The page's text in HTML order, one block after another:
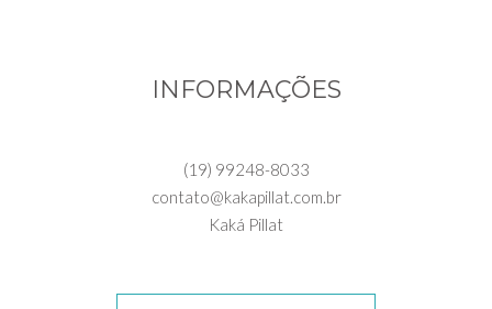
INFORMAÇÕES
(19) 99248-8033
contato@kakapillat.com.br
Kaká Pillat